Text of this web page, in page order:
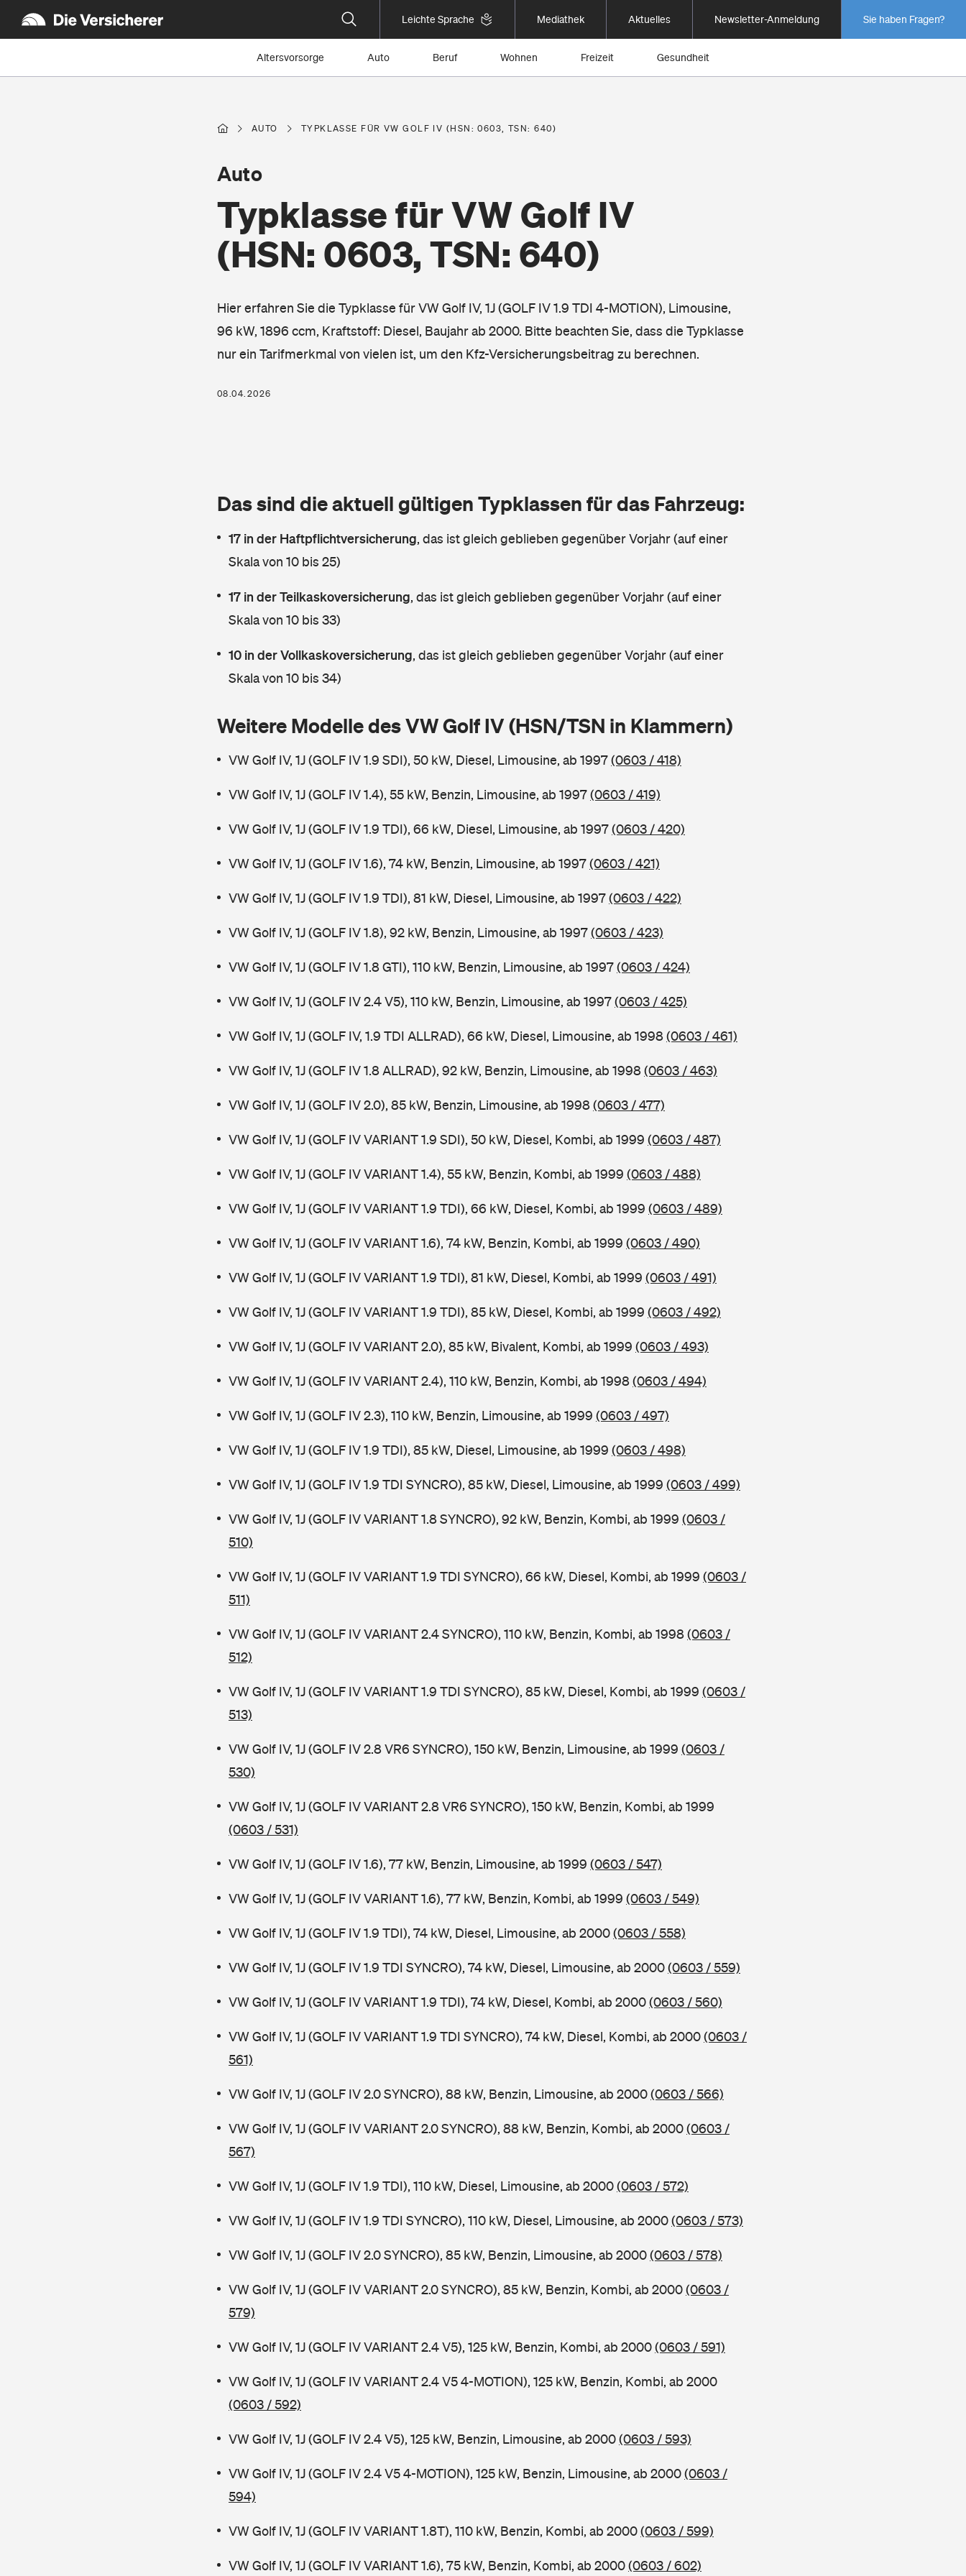
Leichte Sprache Mediathek Aktuelles Newsletter-Anmeldung Sie haben Fragen?
Altersvorsorge Auto Beruf Wohnen Freizeit Gesundheit
AUTO TYPKLASSE FÜR VW GOLF IV (HSN: 0603, TSN: 640)
Typklasse für VW Golf IV
(HSN: 0603, TSN: 640)
Auto
Hier erfahren Sie die Typklasse für VW Golf IV, 1J (GOLF IV 1.9 TDI 4-MOTION), Limousine,
96 kW, 1896 ccm, Kraftstoff: Diesel, Baujahr ab 2000. Bitte beachten Sie, dass die Typklasse
nur ein Tarifmerkmal von vielen ist, um den Kfz-Versicherungsbeitrag zu berechnen.
08.04.2026
Das sind die aktuell gültigen Typklassen für das Fahrzeug:
17 in der Haftpflichtversicherung, das ist gleich geblieben gegenüber Vorjahr (auf einer
Skala von 10 bis 25)
17 in der Teilkaskoversicherung, das ist gleich geblieben gegenüber Vorjahr (auf einer
Skala von 10 bis 33)
10 in der Vollkaskoversicherung, das ist gleich geblieben gegenüber Vorjahr (auf einer
Skala von 10 bis 34)
Weitere Modelle des VW Golf IV (HSN/TSN in Klammern)
VW Golf IV, 1J (GOLF IV 1.9 SDI), 50 kW, Diesel, Limousine, ab 1997(0603 / 418)
VW Golf IV, 1J (GOLF IV 1.4), 55 kW, Benzin, Limousine, ab 1997(0603 / 419)
VW Golf IV, 1J (GOLF IV 1.9 TDI), 66 kW, Diesel, Limousine, ab 1997(0603 / 420)
VW Golf IV, 1J (GOLF IV 1.6), 74 kW, Benzin, Limousine, ab 1997(0603 / 421)
VW Golf IV, 1J (GOLF IV 1.9 TDI), 81 kW, Diesel, Limousine, ab 1997(0603 / 422)
VW Golf IV, 1J (GOLF IV 1.8), 92 kW, Benzin, Limousine, ab 1997(0603 / 423)
VW Golf IV, 1J (GOLF IV 1.8 GTI), 110 kW, Benzin, Limousine, ab 1997(0603 / 424)
VW Golf IV, 1J (GOLF IV 2.4 V5), 110 kW, Benzin, Limousine, ab 1997(0603 / 425)
VW Golf IV, 1J (GOLF IV, 1.9 TDI ALLRAD), 66 kW, Diesel, Limousine, ab 1998(0603 / 461)
VW Golf IV, 1J (GOLF IV 1.8 ALLRAD), 92 kW, Benzin, Limousine, ab 1998(0603 / 463)
VW Golf IV, 1J (GOLF IV 2.0), 85 kW, Benzin, Limousine, ab 1998(0603 / 477)
VW Golf IV, 1J (GOLF IV VARIANT 1.9 SDI), 50 kW, Diesel, Kombi, ab 1999 (0603 / 487)
VW Golf IV, 1J (GOLF IV VARIANT 1.4), 55 kW, Benzin, Kombi, ab 1999 (0603 / 488)
VW Golf IV, 1J (GOLF IV VARIANT 1.9 TDI), 66 kW, Diesel, Kombi, ab 1999 (0603 / 489)
VW Golf IV, 1J (GOLF IV VARIANT 1.6), 74 kW, Benzin, Kombi, ab 1999 (0603 / 490)
VW Golf IV, 1J (GOLF IV VARIANT 1.9 TDI), 81 kW, Diesel, Kombi, ab 1999 (0603 / 491)
VW Golf IV, 1J (GOLF IV VARIANT 1.9 TDI), 85 kW, Diesel, Kombi, ab 1999 (0603 / 492)
VW Golf IV, 1J (GOLF IV VARIANT 2.0), 85 kW, Bivalent, Kombi, ab 1999 (0603 / 493)
VW Golf IV, 1J (GOLF IV VARIANT 2.4), 110 kW, Benzin, Kombi, ab 1998(0603 / 494)
VW Golf IV, 1J (GOLF IV 2.3), 110 kW, Benzin, Limousine, ab 1999 (0603 / 497)
VW Golf IV, 1J (GOLF IV 1.9 TDI), 85 kW, Diesel, Limousine, ab 1999 (0603 / 498)
VW Golf IV, 1J (GOLF IV 1.9 TDI SYNCRO), 85 kW, Diesel, Limousine, ab 1999 (0603 / 499)
VW Golf IV, 1J (GOLF IV VARIANT 1.8 SYNCRO), 92 kW, Benzin, Kombi, ab 1999 (0603 /
510)
VW Golf IV, 1J (GOLF IV VARIANT 1.9 TDI SYNCRO), 66 kW, Diesel, Kombi, ab 1999 (0603 /
511)
VW Golf IV, 1J (GOLF IV VARIANT 2.4 SYNCRO), 110 kW, Benzin, Kombi, ab 1998(0603 /
512)
VW Golf IV, 1J (GOLF IV VARIANT 1.9 TDI SYNCRO), 85 kW, Diesel, Kombi, ab 1999 (0603 /
513)
VW Golf IV, 1J (GOLF IV 2.8 VR6 SYNCRO), 150 kW, Benzin, Limousine, ab 1999 (0603 /
530)
VW Golf IV, 1J (GOLF IV VARIANT 2.8 VR6 SYNCRO), 150 kW, Benzin, Kombi, ab 1999
(0603 / 531)
VW Golf IV, 1J (GOLF IV 1.6), 77 kW, Benzin, Limousine, ab 1999 (0603 / 547)
VW Golf IV, 1J (GOLF IV VARIANT 1.6), 77 kW, Benzin, Kombi, ab 1999 (0603 / 549)
VW Golf IV, 1J (GOLF IV 1.9 TDI), 74 kW, Diesel, Limousine, ab 2000(0603 / 558)
VW Golf IV, 1J (GOLF IV 1.9 TDI SYNCRO), 74 kW, Diesel, Limousine, ab 2000(0603 / 559)
VW Golf IV, 1J (GOLF IV VARIANT 1.9 TDI), 74 kW, Diesel, Kombi, ab 2000(0603 / 560)
VW Golf IV, 1J (GOLF IV VARIANT 1.9 TDI SYNCRO), 74 kW, Diesel, Kombi, ab 2000(0603 /
561)
VW Golf IV, 1J (GOLF IV 2.0 SYNCRO), 88 kW, Benzin, Limousine, ab 2000(0603 / 566)
VW Golf IV, 1J (GOLF IV VARIANT 2.0 SYNCRO), 88 kW, Benzin, Kombi, ab 2000(0603 /
567)
VW Golf IV, 1J (GOLF IV 1.9 TDI), 110 kW, Diesel, Limousine, ab 2000(0603 / 572)
VW Golf IV, 1J (GOLF IV 1.9 TDI SYNCRO), 110 kW, Diesel, Limousine, ab 2000(0603 / 573)
VW Golf IV, 1J (GOLF IV 2.0 SYNCRO), 85 kW, Benzin, Limousine, ab 2000(0603 / 578)
VW Golf IV, 1J (GOLF IV VARIANT 2.0 SYNCRO), 85 kW, Benzin, Kombi, ab 2000(0603 /
579)
VW Golf IV, 1J (GOLF IV VARIANT 2.4 V5), 125 kW, Benzin, Kombi, ab 2000(0603 / 591)
VW Golf IV, 1J (GOLF IV VARIANT 2.4 V5 4-MOTION), 125 kW, Benzin, Kombi, ab 2000
(0603 / 592)
VW Golf IV, 1J (GOLF IV 2.4 V5), 125 kW, Benzin, Limousine, ab 2000(0603 / 593)
VW Golf IV, 1J (GOLF IV 2.4 V5 4-MOTION), 125 kW, Benzin, Limousine, ab 2000(0603 /
594)
VW Golf IV, 1J (GOLF IV VARIANT 1.8T), 110 kW, Benzin, Kombi, ab 2000(0603 / 599)
VW Golf IV, 1J (GOLF IV VARIANT 1.6), 75 kW, Benzin, Kombi, ab 2000(0603 / 602)